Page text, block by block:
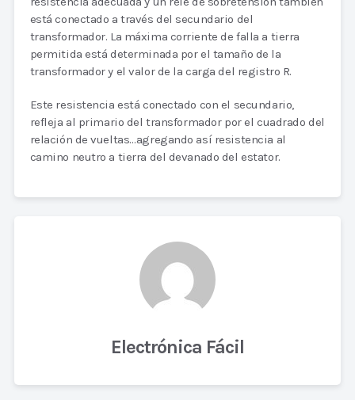
está conectado a través del secundario del
transformador. La máxima corriente de falla a tierra
permitida está determinada por el tamaño de la
transformador y el valor de la carga del registro R.
Este resistencia está conectado con el secundario,
refleja al primario del transformador por el cuadrado del
relación de vueltas…agregando así resistencia al
camino neutro a tierra del devanado del estator.
Electrónica Fácil